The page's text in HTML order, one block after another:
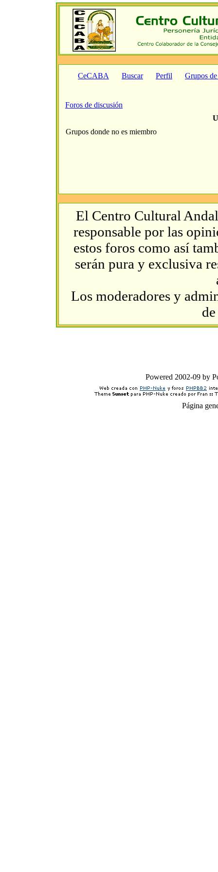
CeCABA Buscar Perfil Grupos
Foros de discusión
Grupos donde no es miembro
El Centro Cultural
responsable por las
estos foros como así
serán pura y exclusiva
Los moderadores y
Powered 2002-09 by
Página